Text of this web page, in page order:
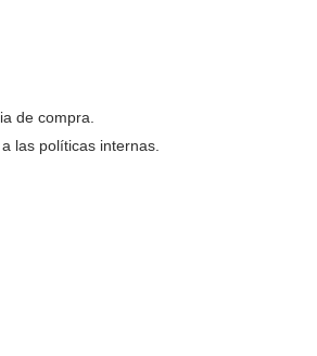
de compra.
las políticas internas.